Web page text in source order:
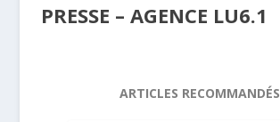
PRESSE – AGENCE LU6.1
ARTICLES RECOMMANDÉS